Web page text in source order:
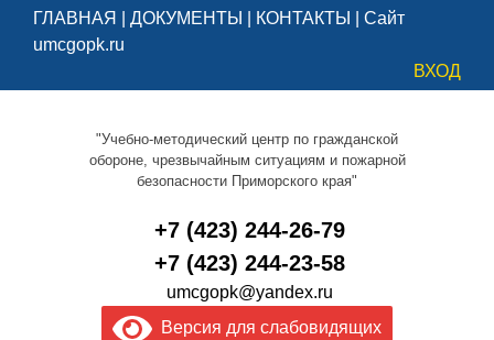
ГЛАВНАЯ ДОКУМЕНТЫ КОНТАКТЫ
Сайт
umcgopk.ru
ВХОД
"Учебно-методический центр по гражданской
обороне, чрезвычайным ситуациям и пожарной
безопасности Приморского края"
+7 (423) 244-26-79
+7 (423) 244-23-58
umcgopk@yandex.ru
Версия для слабовидящих